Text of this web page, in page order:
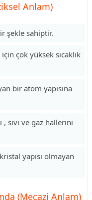
Anlam)
şekle sahiptir.
çok yüksek sıcaklık
bir atom yapısına
sıvı ve gaz hallerini
yapısı olmayan
(Mecazi Anlam)